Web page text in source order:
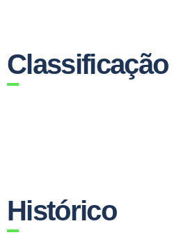
Classificação
Histórico